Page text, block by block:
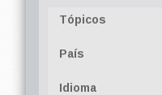
Tópicos
País
Idioma